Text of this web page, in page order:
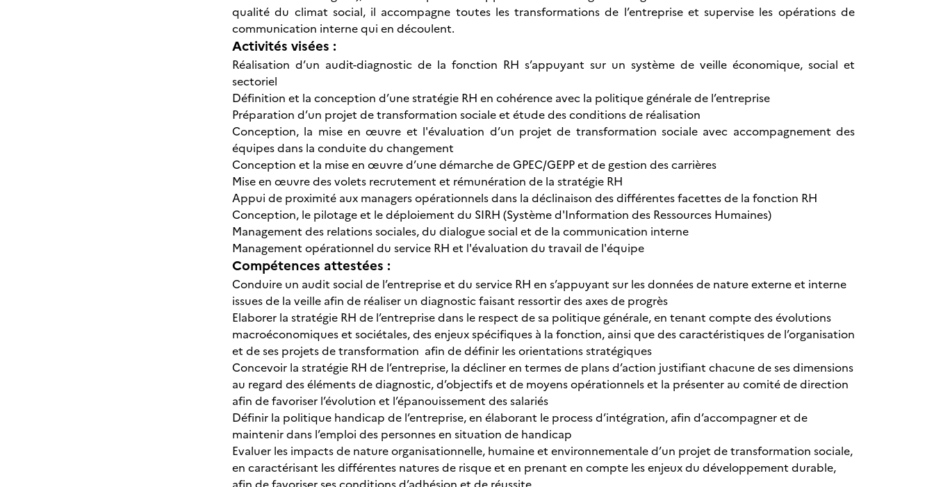
qualité du climat social, il accompagne toutes les transformations de l’entreprise et supervise les opérations de
communication interne qui en découlent.
Activités visées :
Réalisation d’un audit-diagnostic de la fonction RH s’appuyant sur un système de veille économique, social et
sectoriel
Définition et la conception d’une stratégie RH en cohérence avec la politique générale de l’entreprise
Préparation d’un projet de transformation sociale et étude des conditions de réalisation
Conception, la mise en œuvre et l'évaluation d’un projet de transformation sociale avec accompagnement des
équipes dans la conduite du changement
Conception et la mise en œuvre d’une démarche de GPEC/GEPP et de gestion des carrières
Mise en œuvre des volets recrutement et rémunération de la stratégie RH
Appui de proximité aux managers opérationnels dans la déclinaison des différentes facettes de la fonction RH
Conception, le pilotage et le déploiement du SIRH (Système d'Information des Ressources Humaines)
Management des relations sociales, du dialogue social et de la communication interne
Management opérationnel du service RH et l'évaluation du travail de l'équipe
Compétences attestées :
Conduire un audit social de l’entreprise et du service RH en s’appuyant sur les données de nature externe et interne
issues de la veille afin de réaliser un diagnostic faisant ressortir des axes de progrès
Elaborer la stratégie RH de l’entreprise dans le respect de sa politique générale, en tenant compte des évolutions
macroéconomiques et sociétales, des enjeux spécifiques à la fonction, ainsi que des caractéristiques de l’organisation
et de ses projets de transformation afin de définir les orientations stratégiques
Concevoir la stratégie RH de l’entreprise, la décliner en termes de plans d’action justifiant chacune de ses dimensions
au regard des éléments de diagnostic, d’objectifs et de moyens opérationnels et la présenter au comité de direction
afin de favoriser l’évolution et l’épanouissement des salariés
Définir la politique handicap de l’entreprise, en élaborant le process d’intégration, afin d’accompagner et de
maintenir dans l’emploi des personnes en situation de handicap
Evaluer les impacts de nature organisationnelle, humaine et environnementale d’un projet de transformation sociale,
en caractérisant les différentes natures de risque et en prenant en compte les enjeux du développement durable,